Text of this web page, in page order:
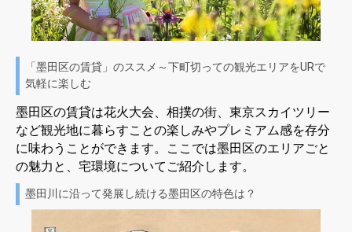
「墨田区の賃貸」のススメ～下町切っての観光エリアをURで
気軽に楽しむ
墨田区の賃貸は花火大会、相撲の街、東京スカイツリー
など観光地に暮らすことの楽しみやプレミアム感を存分
に味わうことができます。ここでは墨田区のエリアごと
の魅力と、宅環境についてご紹介します。
墨田川に沿って発展し続ける墨田区の特色は？